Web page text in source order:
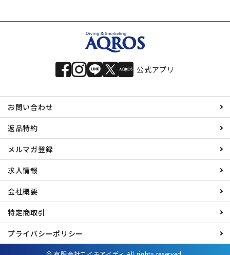
公式アプリ
お問い合わせ
返品特約
メルマガ登録
求人情報
会社概要
特定商取引
プライバシーポリシー